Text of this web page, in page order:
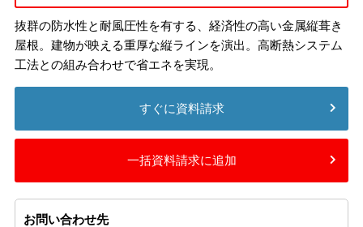
抜群の防水性と耐風圧性を有する、経済性の高い金属縦葺き
屋根。建物が映える重厚な縦ラインを演出。高断熱システム
工法との組み合わせで省エネを実現。
すぐに資料請求
一括資料請求に追加
お問い合わせ先